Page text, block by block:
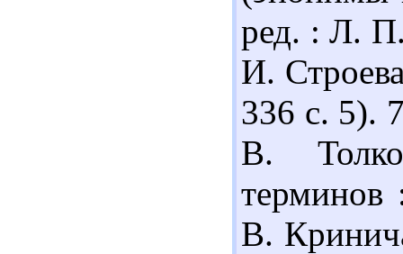
ред. : Л.
И.
336 с. 5).
В.
В.